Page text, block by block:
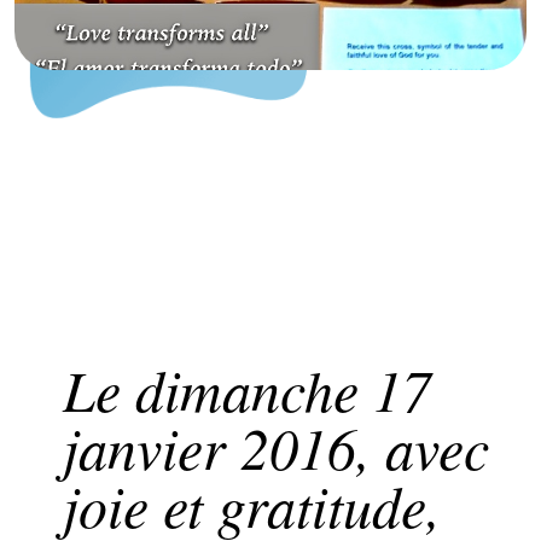
Le dimanche 17
janvier 2016, avec
joie et gratitude,